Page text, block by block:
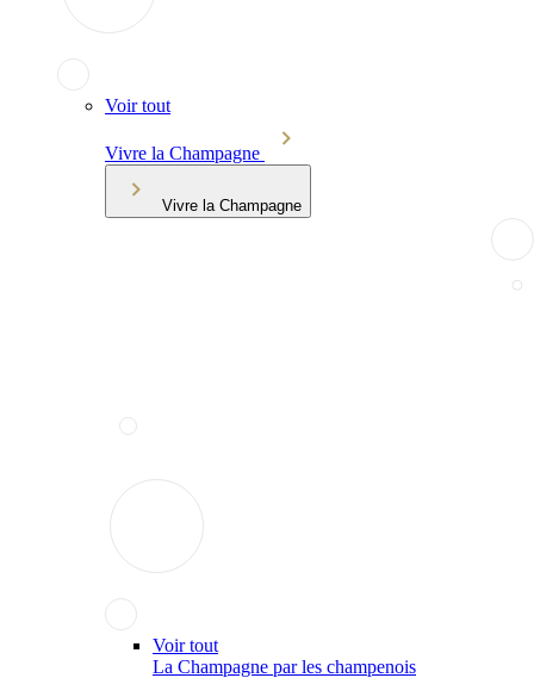
Voir tout
Vivre la Champagne
Vivre la Champagne
Voir tout
La Champagne par les champenois